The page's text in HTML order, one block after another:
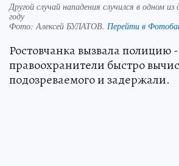
Другой случай нападения случился в одном
году
Фото:Алексей БУЛАТОВ. Перейти в
Ростовчанка вызвала полицию -
правоохранители быстро
подозреваемого и задержали.